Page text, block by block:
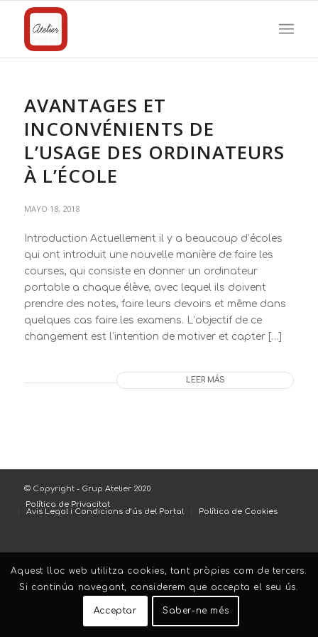
AVANTAGES ET
INCONVÉNIENTS DE
L’USAGE DES ORDINATEURS
À L’ÉCOLE
MAYO 18, 2018
Introduction Actuellement il y a beaucoup d’écoles
qui ont introduit une nouvelle manière de faire les
courses, qui consiste en donner un ordinateur
portable a chaque élève, avec lequel ils doivent
prendre des notes, faire leurs devoirs et même dans
quelques cas faire les examens. L’objectif de ce
changement est l’intention de motiver et capter […]
LEER MÁS
© Copyright - Grup Atelier 2020
Política de Privacitat
Avis Legal i Condicions d’ús del Portal Política de Cookies
Aquest lloc web utilitza cookies, tant pròpies com de tercers.
Si continúa navegant, considerem que accepta el seu ús.
Acceptar Saber-ne més